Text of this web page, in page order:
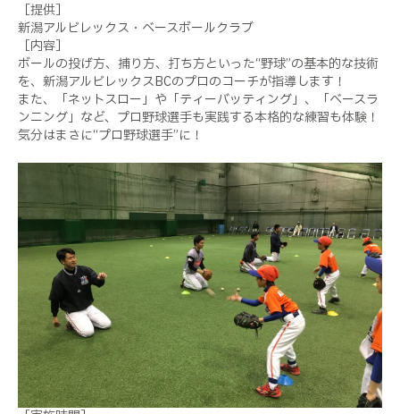
［提供］
新潟アルビレックス・ベースボールクラブ
［内容］
ボールの投げ方、捕り方、打ち方といった“野球”の基本的な技術
を、新潟アルビレックスBCのプロのコーチが指導します！
また、「ネットスロー」や「ティーバッティング」、「ベースラ
ンニング」など、プロ野球選手も実践する本格的な練習も体験！
気分はまさに“プロ野球選手”に！